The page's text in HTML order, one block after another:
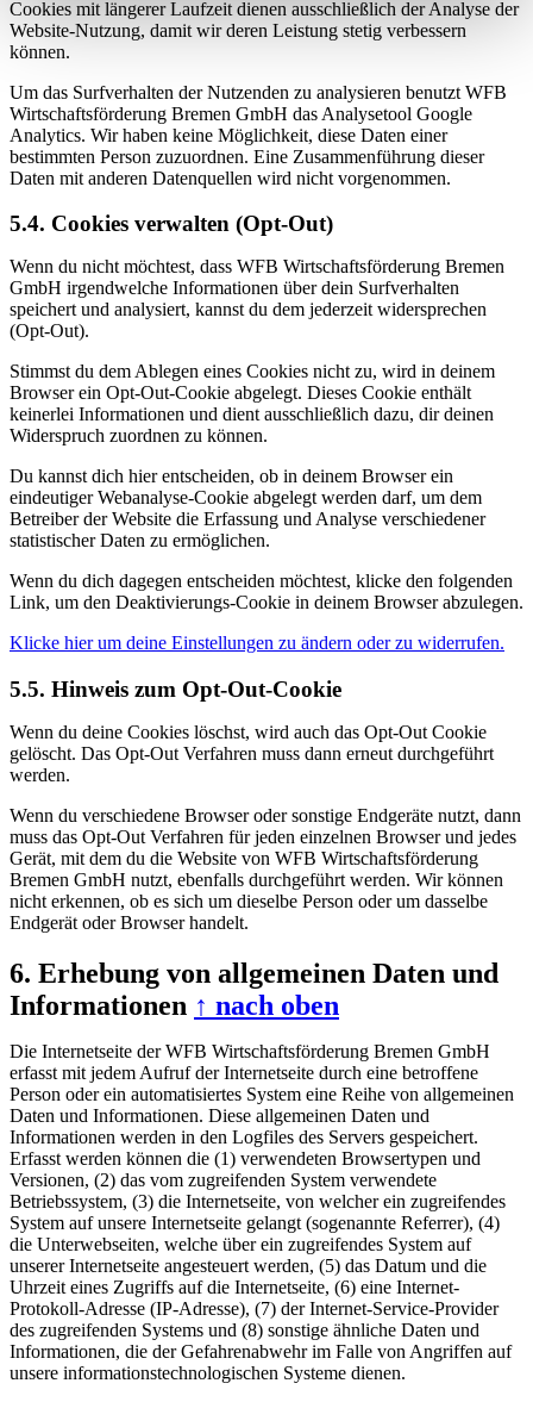
Cookies mit längerer Laufzeit dienen ausschließlich der Analyse der
Website-Nutzung, damit wir deren Leistung stetig verbessern
können.
Um das Surfverhalten der Nutzenden zu analysieren benutzt WFB
Wirtschaftsförderung Bremen GmbH das Analysetool Google
Analytics. Wir haben keine Möglichkeit, diese Daten einer
bestimmten Person zuzuordnen. Eine Zusammenführung dieser
Daten mit anderen Datenquellen wird nicht vorgenommen.
5.4. Cookies verwalten (Opt-Out)
Wenn du nicht möchtest, dass WFB Wirtschaftsförderung Bremen
GmbH irgendwelche Informationen über dein Surfverhalten
speichert und analysiert, kannst du dem jederzeit widersprechen
(Opt-Out).
Stimmst du dem Ablegen eines Cookies nicht zu, wird in deinem
Browser ein Opt-Out-Cookie abgelegt. Dieses Cookie enthält
keinerlei Informationen und dient ausschließlich dazu, dir deinen
Widerspruch zuordnen zu können.
Du kannst dich hier entscheiden, ob in deinem Browser ein
eindeutiger Webanalyse-Cookie abgelegt werden darf, um dem
Betreiber der Website die Erfassung und Analyse verschiedener
statistischer Daten zu ermöglichen.
Wenn du dich dagegen entscheiden möchtest, klicke den folgenden
Link, um den Deaktivierungs-Cookie in deinem Browser abzulegen.
Klicke hier um deine Einstellungen zu ändern oder zu widerrufen.
5.5. Hinweis zum Opt-Out-Cookie
Wenn du deine Cookies löschst, wird auch das Opt-Out Cookie
gelöscht. Das Opt-Out Verfahren muss dann erneut durchgeführt
werden.
Wenn du verschiedene Browser oder sonstige Endgeräte nutzt, dann
muss das Opt-Out Verfahren für jeden einzelnen Browser und jedes
Gerät, mit dem du die Website von WFB Wirtschaftsförderung
Bremen GmbH nutzt, ebenfalls durchgeführt werden. Wir können
nicht erkennen, ob es sich um dieselbe Person oder um dasselbe
Endgerät oder Browser handelt.
6. Erhebung von allgemeinen Daten und
Informationen ↑ nach oben
Die Internetseite der WFB Wirtschaftsförderung Bremen GmbH
erfasst mit jedem Aufruf der Internetseite durch eine betroffene
Person oder ein automatisiertes System eine Reihe von allgemeinen
Daten und Informationen. Diese allgemeinen Daten und
Informationen werden in den Logfiles des Servers gespeichert.
Erfasst werden können die (1) verwendeten Browsertypen und
Versionen, (2) das vom zugreifenden System verwendete
Betriebssystem, (3) die Internetseite, von welcher ein zugreifendes
System auf unsere Internetseite gelangt (sogenannte Referrer), (4)
die Unterwebseiten, welche über ein zugreifendes System auf
unserer Internetseite angesteuert werden, (5) das Datum und die
Uhrzeit eines Zugriffs auf die Internetseite, (6) eine Internet-
Protokoll-Adresse (IP-Adresse), (7) der Internet-Service-Provider
des zugreifenden Systems und (8) sonstige ähnliche Daten und
Informationen, die der Gefahrenabwehr im Falle von Angriffen auf
unsere informationstechnologischen Systeme dienen.